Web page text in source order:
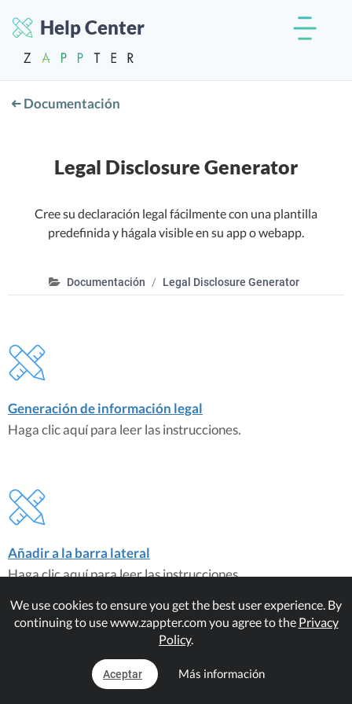
Help Center
Documentación
Legal Disclosure Generator
Cree su declaración legal fácilmente con una plantilla
predefinida y hágala visible en su app o webapp.
Documentación Legal Disclosure Generator
Generación de información legal
Haga clic aquí para leer las instrucciones.
Añadir a la barra lateral
Haga clic aquí para leer las instrucciones.
Plugins de correspondencia
Legal Disclosure Generator
We use cookies to ensure you get the best user experience. By
continuing to use www.zappter.com you agree to the Privacy
Policy.
Aceptar Más información